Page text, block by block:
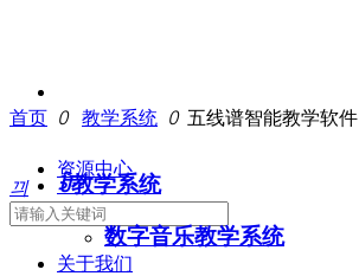
资源中心
关于我们
끠
首页 ꄲ 教学系统 ꄲ 五线谱智能教学软件
ꀁ教学系统
数字音乐教学系统